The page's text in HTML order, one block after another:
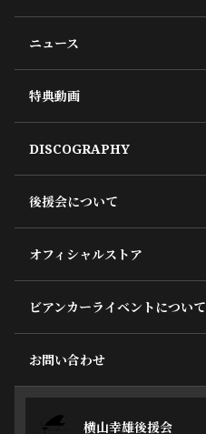
ニュース
特典動画
DISCOGRAPHY
後援会について
オフィシャルストア
ビアンカーライベントについて
お問い合わせ
横山幸雄後援会